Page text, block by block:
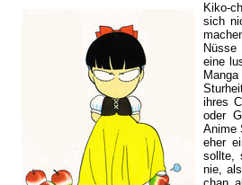
Kiko-
sich
eine
ihres
oder
Anime
eher
sollte,
nie,